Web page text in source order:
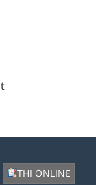
THI ONLINE